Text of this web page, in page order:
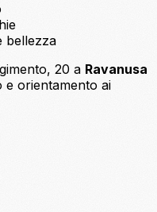
bellezza
20 a Ravanusa
e orientamento ai